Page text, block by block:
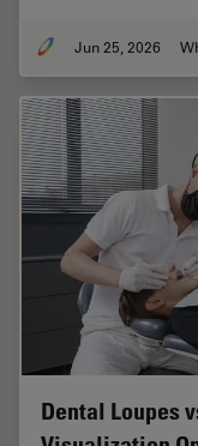
Jun 25, 2026
Dental Loupes